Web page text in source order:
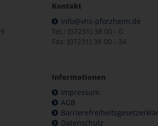
Kontakt
info@vhs-pforzheim.de
Tel.: (07231) 38 00 - 0
Fax: (07231) 38 00 - 34
Informationen
Impressum
AGB
Datenschutz